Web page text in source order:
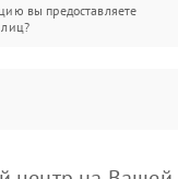
вы предоставляете